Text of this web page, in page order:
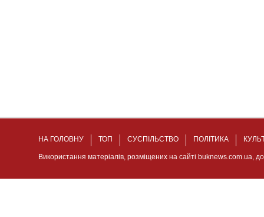
НА ГОЛОВНУ ТОП СУСПІЛЬСТВО ПОЛІТИКА
Використання матеріалів, розміщених на сайті buknews.com.ua,